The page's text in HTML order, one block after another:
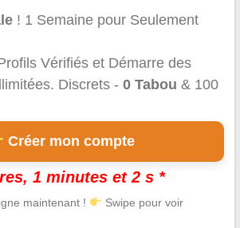
! 1 Semaine pour Seulement
Vérifiés et Démarre des
Discrets - 0 Tabou & 100
Créer mon compte
1 minutes et 2 s *
maintenant ! Swipe pour voir